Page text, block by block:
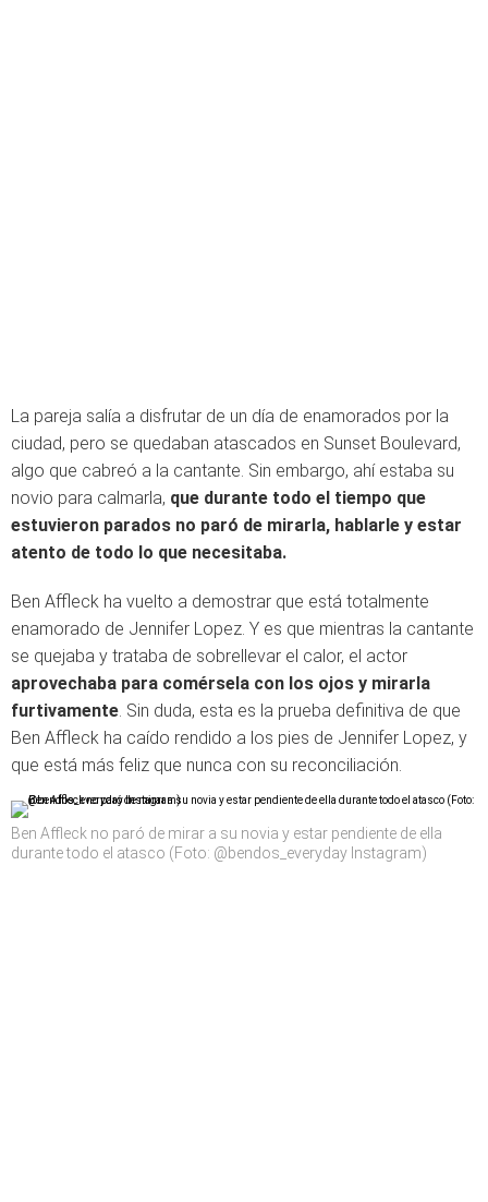
La pareja salía a disfrutar de un día de enamorados por la
ciudad, pero se quedaban atascados en Sunset Boulevard,
algo que cabreó a la cantante. Sin embargo, ahí estaba su
novio para calmarla, que durante todo el tiempo que
estuvieron parados no paró de mirarla, hablarle y estar
atento de todo lo que necesitaba.
Ben Affleck ha vuelto a demostrar que está totalmente
enamorado de Jennifer Lopez. Y es que mientras la cantante
se quejaba y trataba de sobrellevar el calor, el actor
aprovechaba para comérsela con los ojos y mirarla
furtivamente. Sin duda, esta es la prueba definitiva de que
Ben Affleck ha caído rendido a los pies de Jennifer Lopez, y
que está más feliz que nunca con su reconciliación.
Ben Affleck no paró de mirar a su novia y estar pendiente de ella
durante todo el atasco (Foto: @bendos_everyday Instagram)